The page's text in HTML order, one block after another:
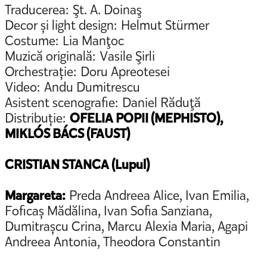
Traducerea: Şt. A. Doinaş
Decor și light design: Helmut Stürmer
Costume: Lia Manţoc
Muzică originală: Vasile Şirli
Orchestrație: Doru Apreotesei
Video: Andu Dumitrescu
Asistent scenografie: Daniel Răduţă
Distribuție: OFELIA POPII (MEPHISTO),
MIKLÓS BÁCS (FAUST)
CRISTIAN STANCA (Lupul)
Margareta: Preda Andreea Alice, Ivan Emilia,
Foficaș Mădălina, Ivan Sofia Sanziana,
Dumitrașcu Crina, Marcu Alexia Maria, Agapi
Andreea Antonia, Theodora Constantin